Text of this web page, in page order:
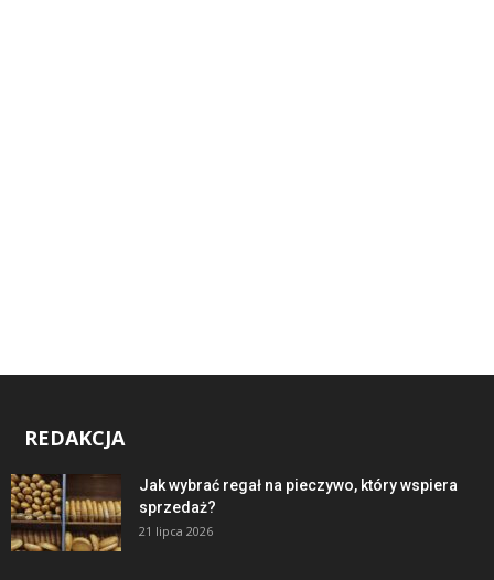
REDAKCJA
Jak wybrać regał na pieczywo, który wspiera
sprzedaż?
21 lipca 2026